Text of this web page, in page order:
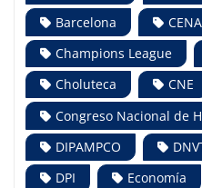
Barcelona
Champions League
Choluteca
CNE
Congreso Nacional de
DIPAMPCO
DPI
Economía